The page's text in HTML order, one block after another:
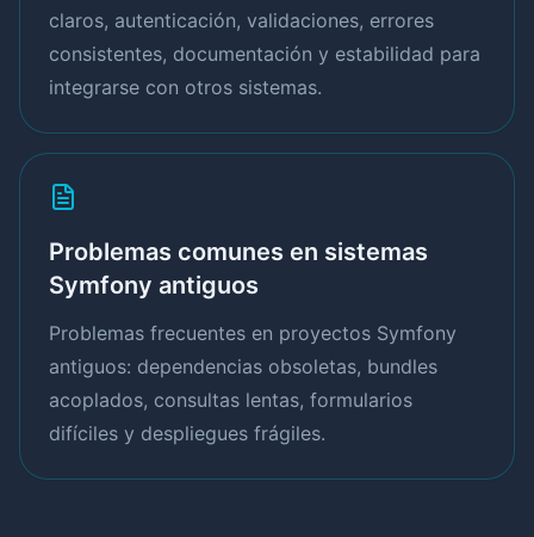
claros, autenticación, validaciones, errores
consistentes, documentación y estabilidad para
integrarse con otros sistemas.
Problemas comunes en sistemas
Symfony antiguos
Problemas frecuentes en proyectos Symfony
antiguos: dependencias obsoletas, bundles
acoplados, consultas lentas, formularios
difíciles y despliegues frágiles.